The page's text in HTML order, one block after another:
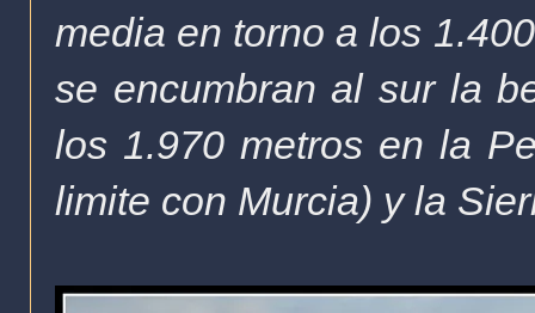
media en torno a los
se encumbranal sur la
los 1.970 metros en la
limite con Murcia) y la